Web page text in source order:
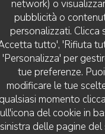
network) o
pubblicità o
personalizzati. Clicca
tutto', 'Rifiuta
'Personalizza' per
tue preferenze. Puoi
modificare le tue
qualsiasi momento
del cookie in
sinistra delle pagine del
- 20:00 - Ospiti 3
Atmosfera:5/5 Cucina:5/5
5 étoiles et
- 12:15 - Ospiti 3
CHEZ ANNE ET